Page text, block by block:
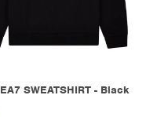
SWEATSHIRT - Black